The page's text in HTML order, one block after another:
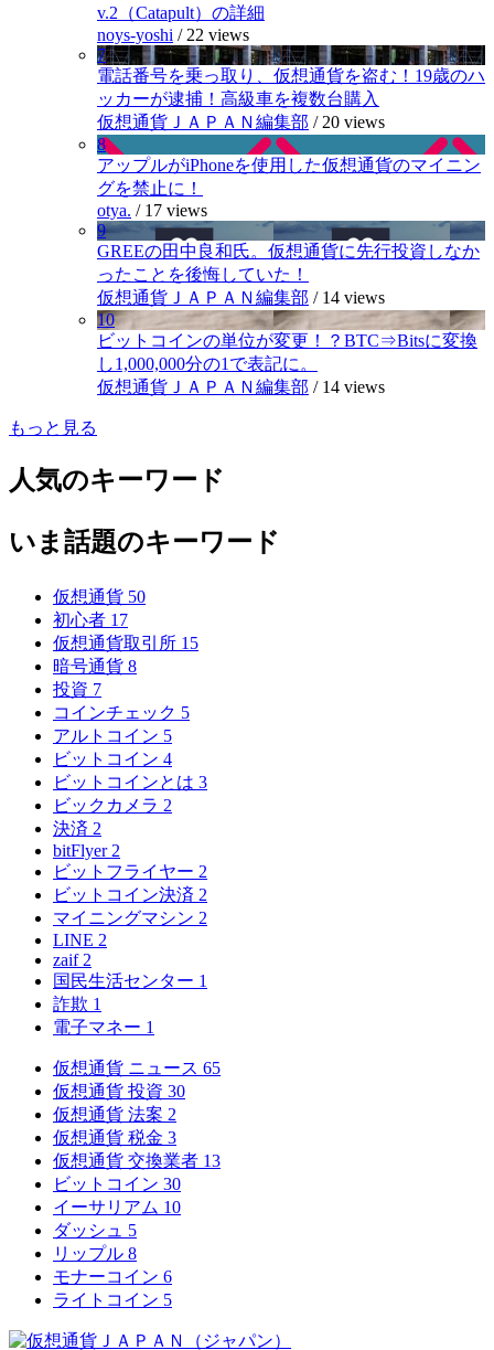
v.2（Catapult）の詳細
noys-yoshi / 22 views
7
電話番号を乗っ取り、仮想通貨を盗む！19歳のハ
ッカーが逮捕！高級車を複数台購入
仮想通貨ＪＡＰＡＮ編集部 / 20 views
8
アップルがiPhoneを使用した仮想通貨のマイニン
グを禁止に！
otya. / 17 views
9
GREEの田中良和氏。仮想通貨に先行投資しなか
ったことを後悔していた！
仮想通貨ＪＡＰＡＮ編集部 / 14 views
10
ビットコインの単位が変更！？BTC⇒Bitsに変換
し1,000,000分の1で表記に。
仮想通貨ＪＡＰＡＮ編集部 / 14 views
もっと見る
人気のキーワード
いま話題のキーワード
仮想通貨 50
初心者 17
仮想通貨取引所 15
暗号通貨 8
投資 7
コインチェック 5
アルトコイン 5
ビットコイン 4
ビットコインとは 3
ビックカメラ 2
決済 2
bitFlyer 2
ビットフライヤー 2
ビットコイン決済 2
マイニングマシン 2
LINE 2
zaif 2
国民生活センター 1
詐欺 1
電子マネー 1
仮想通貨 ニュース 65
仮想通貨 投資 30
仮想通貨 法案 2
仮想通貨 税金 3
仮想通貨 交換業者 13
ビットコイン 30
イーサリアム 10
ダッシュ 5
リップル 8
モナーコイン 6
ライトコイン 5